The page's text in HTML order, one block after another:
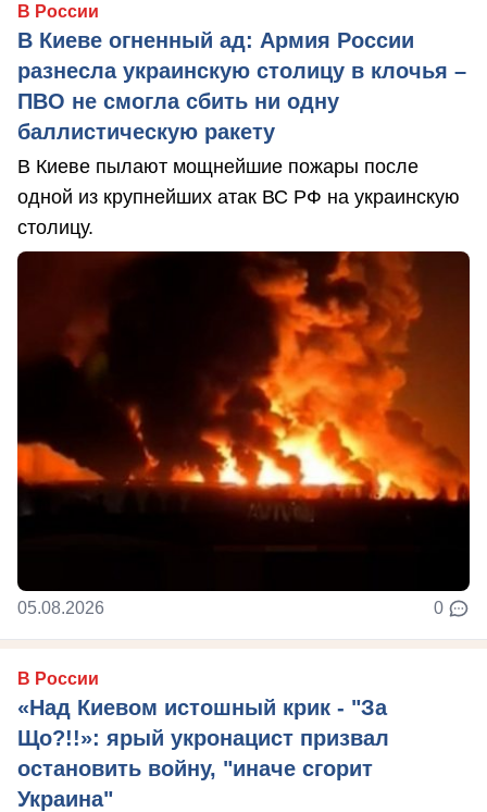
В России
В Киеве огненный ад: Армия России
разнесла украинскую столицу в клочья –
ПВО не смогла сбить ни одну
баллистическую ракету
В Киеве пылают мощнейшие пожары после
одной из крупнейших атак ВС РФ на украинскую
столицу.
05.08.2026 0
В России
«Над Киевом истошный крик - "За
Що?!!»: ярый укронацист призвал
остановить войну, "иначе сгорит
Украина"